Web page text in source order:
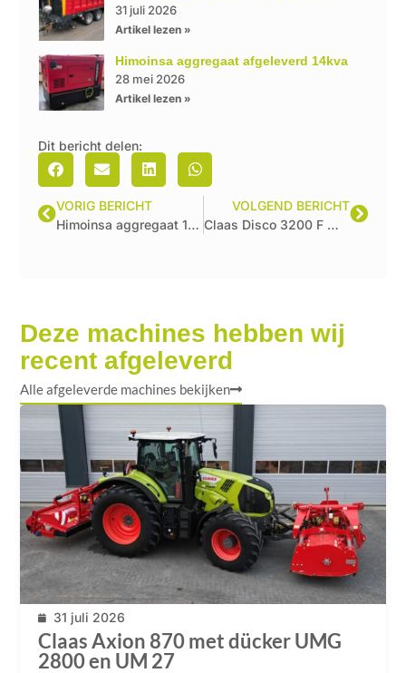
31 juli 2026
Artikel lezen »
Himoinsa aggregaat afgeleverd 14kva
28 mei 2026
Artikel lezen »
Dit bericht delen:
VORIG BERICHT
Himoinsa aggregaat 14kva afgeleverd
VOLGEND BERICHT
Claas Disco 3200 F Move & 2800 Contour afgeleverd
Deze machines hebben wij
recent afgeleverd
Alle afgeleverde machines bekijken
31 juli 2026
Claas Axion 870 met dücker UMG
2800 en UM 27